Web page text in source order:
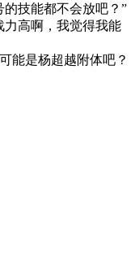
技能都不会放吧？”
力高啊，我觉得我能
能是杨超越附体吧？